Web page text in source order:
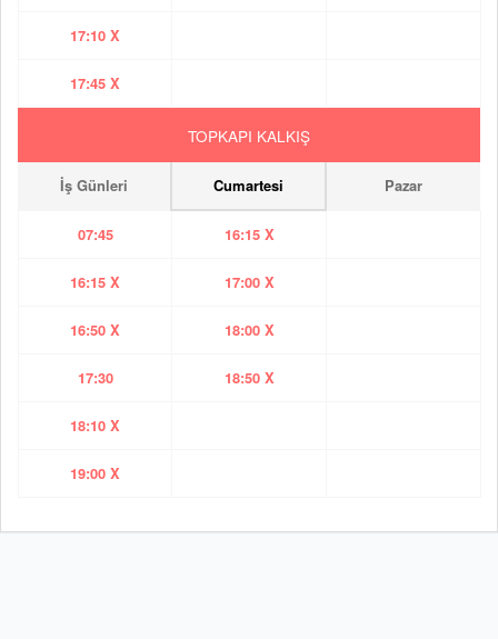
17:10 X
17:45 X
TOPKAPI KALKIŞ
İş Günleri Cumartesi Pazar
07:45 16:15 X
16:15 X 17:00 X
16:50 X 18:00 X
17:30 18:50 X
18:10 X
19:00 X